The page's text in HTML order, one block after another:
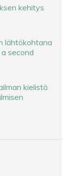
kehitys
lähtökohtana
second
kielistä